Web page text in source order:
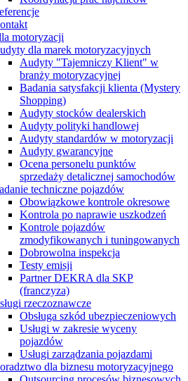
motoryzacji
dla marek motoryzacyjnych
Audyty "Tajemniczy Klient" w
branży motoryzacyjnej
Badania satysfakcji klienta (Mystery
Shopping)
Audyty stocków dealerskich
Audyty polityki handlowej
Audyty standardów w motoryzacji
Audyty gwarancyjne
Ocena personelu punktów
sprzedaży detalicznej samochodów
techniczne pojazdów
Obowiązkowe kontrole okresowe
Kontrola po naprawie uszkodzeń
Kontrole pojazdów
zmodyfikowanych i tuningowanych
Dobrowolna inspekcja
Testy emisji
Partner DEKRA dla SKP
(franczyza)
rzeczoznawcze
Obsługa szkód ubezpieczeniowych
Usługi w zakresie wyceny
pojazdów
Usługi zarządzania pojazdami
dla biznesu motoryzacyjnego